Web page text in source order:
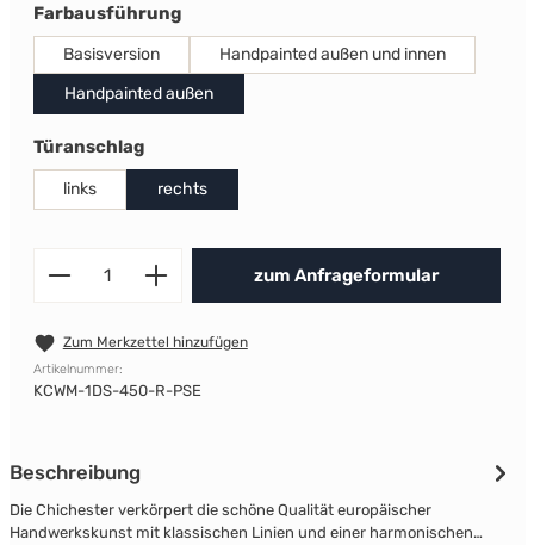
Farbausführungauswählen
Basisversion
Handpainted außen und innen
Handpainted außen
Türanschlagauswählen
links rechts
Produkt Anzahl: Gib den
zum Anfrageformular
Zum Merkzettel hinzufügen
Artikelnummer:
KCWM-1DS-450-R-PSE
Beschreibung
Die Chichester verkörpert die schöne Qualität europäischer
Handwerkskunst mit klassischen Linien und einer harmonischen…